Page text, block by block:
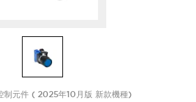
制元件 ( 2025年10月版 新款機種)